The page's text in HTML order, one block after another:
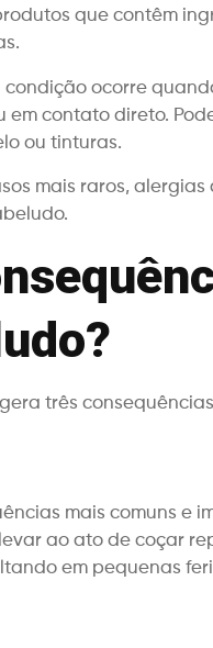
que contêm
condição ocorre
em contato direto.
ou tinturas.
mais raros,
três
mais comuns e
ao ato de coçar
em pequenas